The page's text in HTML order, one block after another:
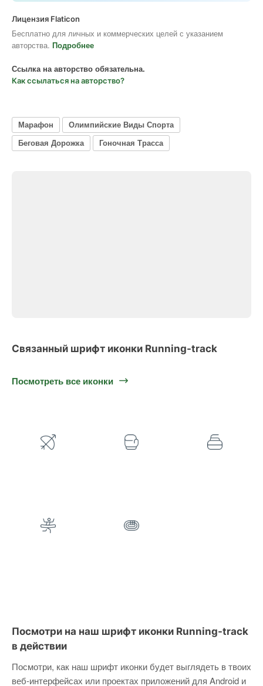
Лицензия Flaticon
Бесплатно для личных и коммерческих целей с указанием
авторства. Подробнее
Ссылка на авторство обязательна.
Как ссылаться на авторство?
Марафон
Олимпийские Виды Спорта
Беговая Дорожка
Гоночная Трасса
Связанный шрифт иконки Running-track
Посмотреть все иконки
Посмотри на наш шрифт иконки Running-track
в действии
Посмотри, как наш шрифт иконки будет выглядеть в твоих
веб-интерфейсах или проектах приложений для Android и